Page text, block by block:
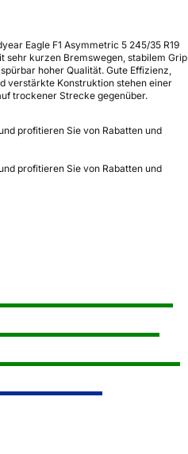
Eagle F1 Asymmetric 5 245/35 R19
sehr kurzen Bremswegen, stabilem Grip
hoher Qualität. Gute Effizienz,
verstärkte Konstruktion stehen einer
trockener Strecke gegenüber.
profitieren Sie von Rabatten und
profitieren Sie von Rabatten und